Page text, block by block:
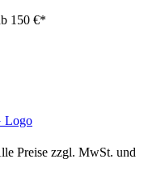
150 €*
Preise zzgl. MwSt. und